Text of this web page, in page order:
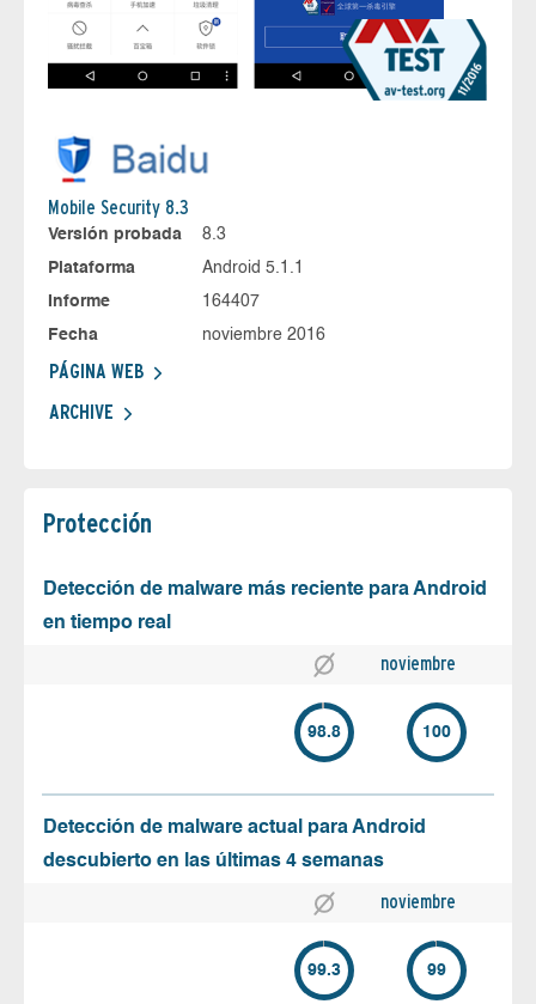
Mobile Security 8.3
Versión probada
8.3
Plataforma
Android 5.1.1
Informe
164407
Fecha
noviembre 2016
PÁGINA WEB
ARCHIVE
Protección
Detección de malware más reciente para Android
en tiempo real
noviembre
98.8 100
Detección de malware actual para Android
descubierto en las últimas 4 semanas
noviembre
99.3 99